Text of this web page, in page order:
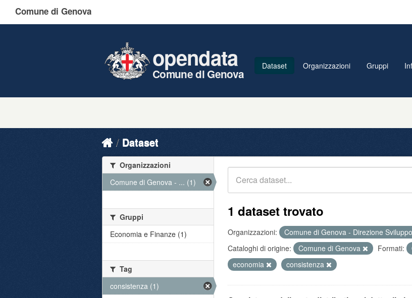
Comune di Genova
opendata
Comune di Genova
Dataset Organizzazioni Gruppi
Dataset
1 dataset trovato
Organizzazioni:
Comune di Genova - Direzione
Cataloghi di origine:
Comune di Genova Formati:
economia
consistenza
Organizzazioni
Comune di Genova - ... (1)
Gruppi
Economia e Finanze (1)
Tag
consistenza (1)